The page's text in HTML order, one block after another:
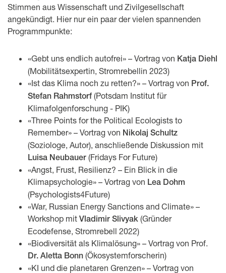
Stimmen aus Wissenschaft und Zivilgesellschaft
angekündigt. Hier nur ein paar der vielen spannenden
Programmpunkte:
«Gebt uns endlich autofrei» – Vortrag von Katja Diehl
(Mobilitätsexpertin, Stromrebellin 2023)
«Ist das Klima noch zu retten?» – Vortrag von Prof.
Stefan Rahmstorf (Potsdam Institut für
Klimafolgenforschung - PIK)
«Three Points for the Political Ecologists to
Remember» – Vortrag von Nikolaj Schultz
(Soziologe, Autor), anschließende Diskussion mit
Luisa Neubauer (Fridays For Future)
«Angst, Frust, Resilienz? – Ein Blick in die
Klimapsychologie» – Vortrag von Lea Dohm
(Psychologists4Future)
«War, Russian Energy Sanctions and Climate» –
Workshop mit Vladimir Slivyak (Gründer
Ecodefense, Stromrebell 2022)
«Biodiversität als Klimalösung» – Vortrag von Prof.
Dr. Aletta Bonn (Ökosystemforscherin)
«KI und die planetaren Grenzen» – Vortrag von